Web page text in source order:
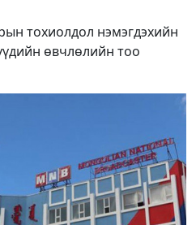
тохиолдол нэмэгдэхийн
өвчлөлийн тоо